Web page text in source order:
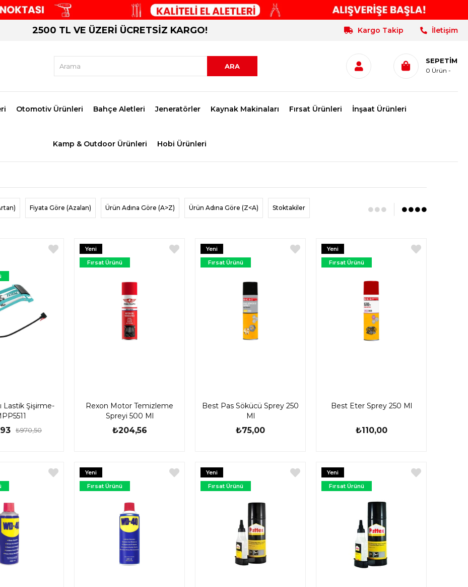
2500 TL VE ÜZERİ ÜCRETSİZ KARGO! Kargo Takip İletişim
SEPETIM
0 Ürün
Otomotiv Ürünleri Bahçe Aletleri Jeneratörler Kaynak Makinaları Fırsat Ürünleri İnşaat Ürünleri
Kamp & Outdoor Ürünleri Hobi Ürünleri
Fiyata Göre (Azalan) Ürün Adına Göre (A>Z) Ürün Adına Göre (Z<A) Stoktakiler
Lastik Şişirme-
₺970,50
Rexon Motor Temizleme
Spreyi 500 Ml
₺204,56
Yeni
Ürün
Fırsat Ürünü
Best Pas Sökücü Sprey 250
Ml
₺75,00
Yeni
Ürün
Fırsat Ürünü
Best Eter Sprey 250 Ml
₺110,00
Yeni
Ürün
Fırsat Ürünü
Yeni
Ürün
Fırsat Ürünü
Yeni
Ürün
Fırsat Ürünü
Yeni
Ürün
Fırsat Ürünü